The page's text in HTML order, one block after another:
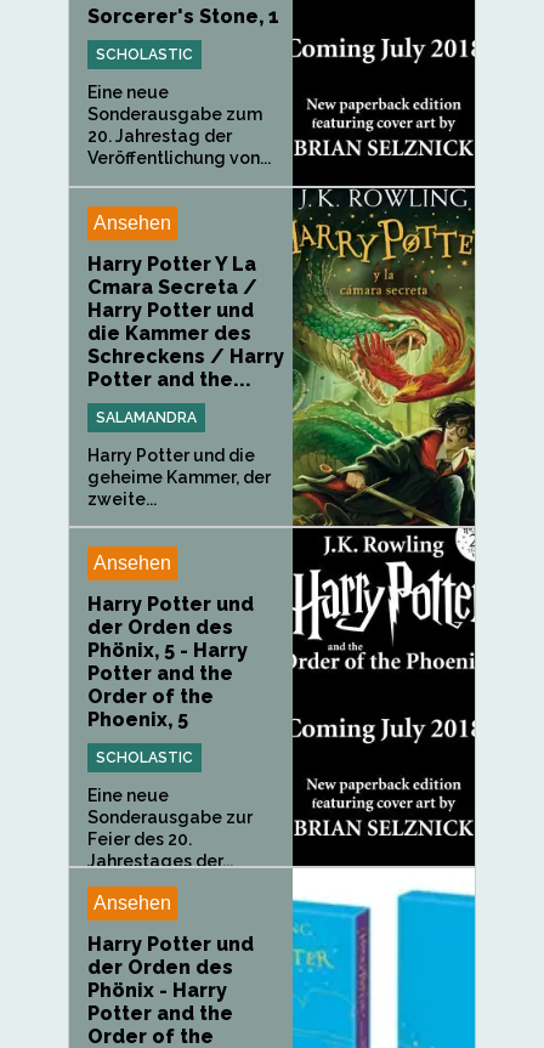
Sorcerer's Stone, 1
SCHOLASTIC
Eine neue
Sonderausgabe zum
20. Jahrestag der
Veröffentlichung von...
Ansehen
Harry Potter Y La
Cmara Secreta /
Harry Potter und
die Kammer des
Schreckens / Harry
Potter and the...
SALAMANDRA
Harry Potter und die
geheime Kammer, der
zweite...
Ansehen
Harry Potter und
der Orden des
Phönix, 5 - Harry
Potter and the
Order of the
Phoenix, 5
SCHOLASTIC
Eine neue
Sonderausgabe zur
Feier des 20.
Jahrestages der...
Ansehen
Harry Potter und
der Orden des
Phönix - Harry
Potter and the
Order of the